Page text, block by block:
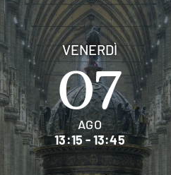
VENERDÌ
07
AGO
13:15 - 13:45